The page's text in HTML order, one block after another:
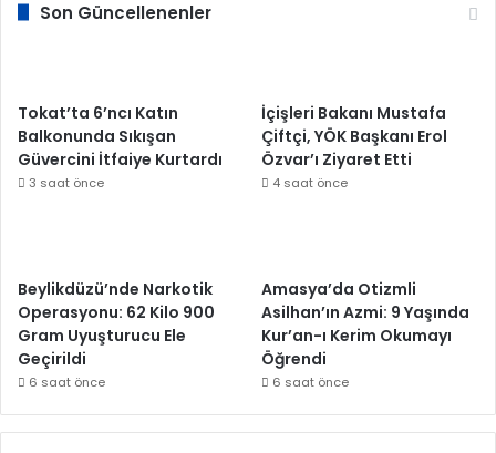
Son Güncellenenler
Tokat’ta 6’ncı Katın
Balkonunda Sıkışan
Güvercini İtfaiye Kurtardı
3 saat önce
İçişleri Bakanı Mustafa
Çiftçi, YÖK Başkanı Erol
Özvar’ı Ziyaret Etti
4 saat önce
Beylikdüzü’nde Narkotik
Operasyonu: 62 Kilo 900
Gram Uyuşturucu Ele
Geçirildi
6 saat önce
Amasya’da Otizmli
Asilhan’ın Azmi: 9 Yaşında
Kur’an-ı Kerim Okumayı
Öğrendi
6 saat önce